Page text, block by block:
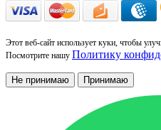
Этот веб-сайт использует куки, чтобы
Посмотрите нашу Политику
Не принимаю Принимаю